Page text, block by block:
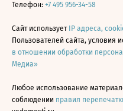
Телефон: +7 495 956-34-58
Сайт использует IP адреса,
Пользователей сайта, условия
в отношении обработки
Медиа»
Любое использование
соблюдении правил